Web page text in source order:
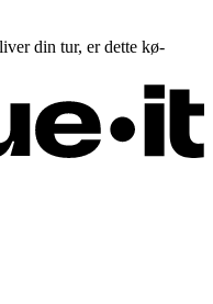
din tur, er dette kø-